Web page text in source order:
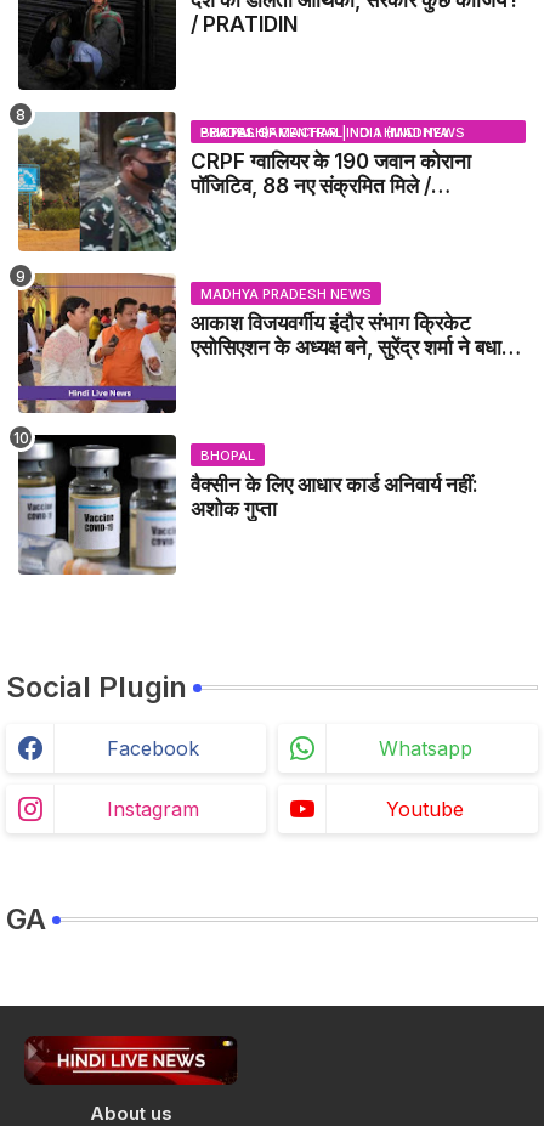
/ PRATIDIN
BHOPAL SAMACHAR | NO 1 HINDI NEWS PORTAL OF CENTRAL INDIA (MADHYA PRADESH)
CRPF ग्वालियर के 190 जवान कोराना
पॉजिटिव, 88 नए संक्रमित मिले /
MADHYA PRADESH NEWS
आकाश विजयवर्गीय इंदौर संभाग क्रिकेट
एसोसिएशन के अध्यक्ष बने, सुरेंद्र शर्मा ने बधाई
BHOPAL
वैक्सीन के लिए आधार कार्ड अनिवार्य नहीं:
अशोक गुप्ता
Social Plugin
Facebook Whatsapp
Instagram Youtube
GA
About us